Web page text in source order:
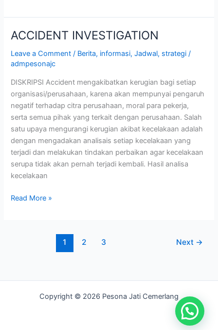
ACCIDENT INVESTIGATION
Leave a Comment / Berita, informasi,Jadwal, strategi /
admpesonajc
DISKRIPSI Accident mengakibatkan kerugian bagi setiap
organisasi/perusahaan, karena akan mempunyai pengaruh
negatif terhadap citra perusahaan, moral para pekerja,
serta semua pihak yang terkait dengan perusahaan. Salah
satu upaya mengurangi kerugian akibat kecelakaan adalah
dengan mengadakan analisais setiap kecelakaan yang
terjadi dan melakukan tindakan perbaikan agar kecelakaan
serupa tidak akan pernah terjadi kembali. Hasil analisa
kecelakaan
ACCIDENT
Read More »
1 2 3 Next →
Copyright © 2026 Pesona Jati Cemerlang